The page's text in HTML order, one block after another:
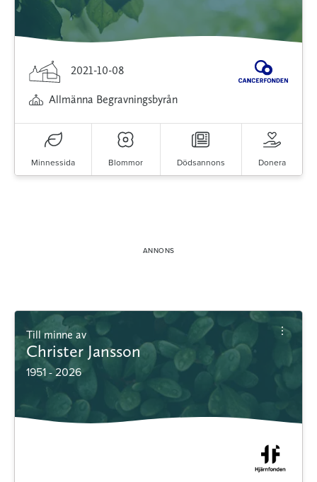
2021-10-08
Allmänna Begravningsbyrån
Minnessida Blommor Dödsannons Donera
Till minne av
Christer Jansson
1951 - 2026